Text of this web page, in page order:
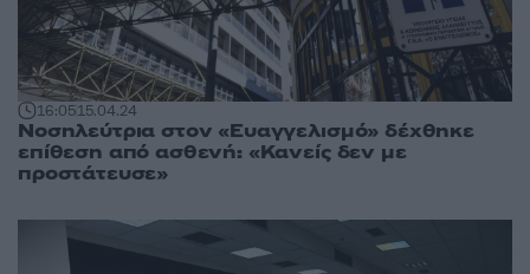
16:0515.04.24
Νοσηλεύτρια στον «Ευαγγελισμό» δέχθηκε
επίθεση από ασθενή: «Κανείς δεν με
προστάτευσε»